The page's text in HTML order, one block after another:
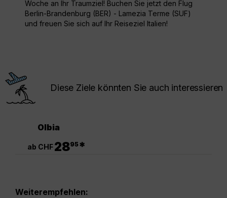
Woche an Ihr Traumziel! Buchen Sie jetzt den Flug
Berlin-Brandenburg (BER) - Lamezia Terme (SUF)
und freuen Sie sich auf Ihr Reiseziel Italien!
Diese Ziele könnten Sie auch interessieren
Olbia
ab CHF2895*
Weiterempfehlen: